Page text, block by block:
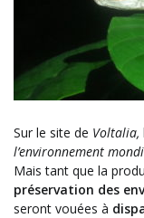
Sur le site de Voltalia,
l’environnement
Mais tant que la
préservation des
seront vouées à